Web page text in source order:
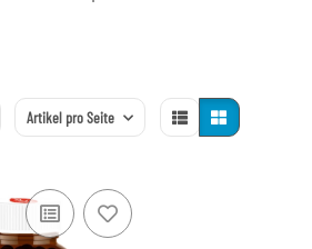
Artikel pro Seite